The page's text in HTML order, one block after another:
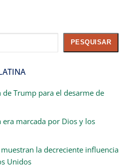
PESQUISAR
Trump para el desarme de
marcada por Dios y los
la decreciente influencia
Unidos